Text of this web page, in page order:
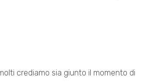
crediamo sia giunto il momento di